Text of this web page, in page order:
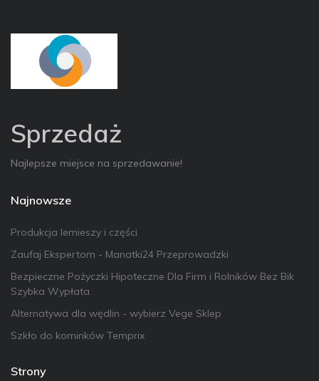
Sprzedaż
Najlepsze miejsce na sprzedawanie!
Najnowsze
Produkcja lemieszy i części
Zaufaj Ekspertom - Manatki24 Przeprowadzki
Bezpieczne Pożyczki Hipoteczne Dla Firm i Rolników Bez Bik
Szybka Wypłata
Alternatywa dla wędlin - wybierz Vege Sklep
Szkło do kominków Temprix
Strony